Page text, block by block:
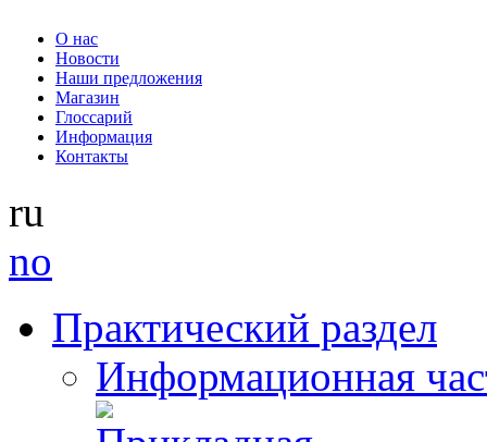
О нас
Новости
Наши предложения
Магазин
Глоссарий
Информация
Контакты
ru
no
Практический раздел
Информационная